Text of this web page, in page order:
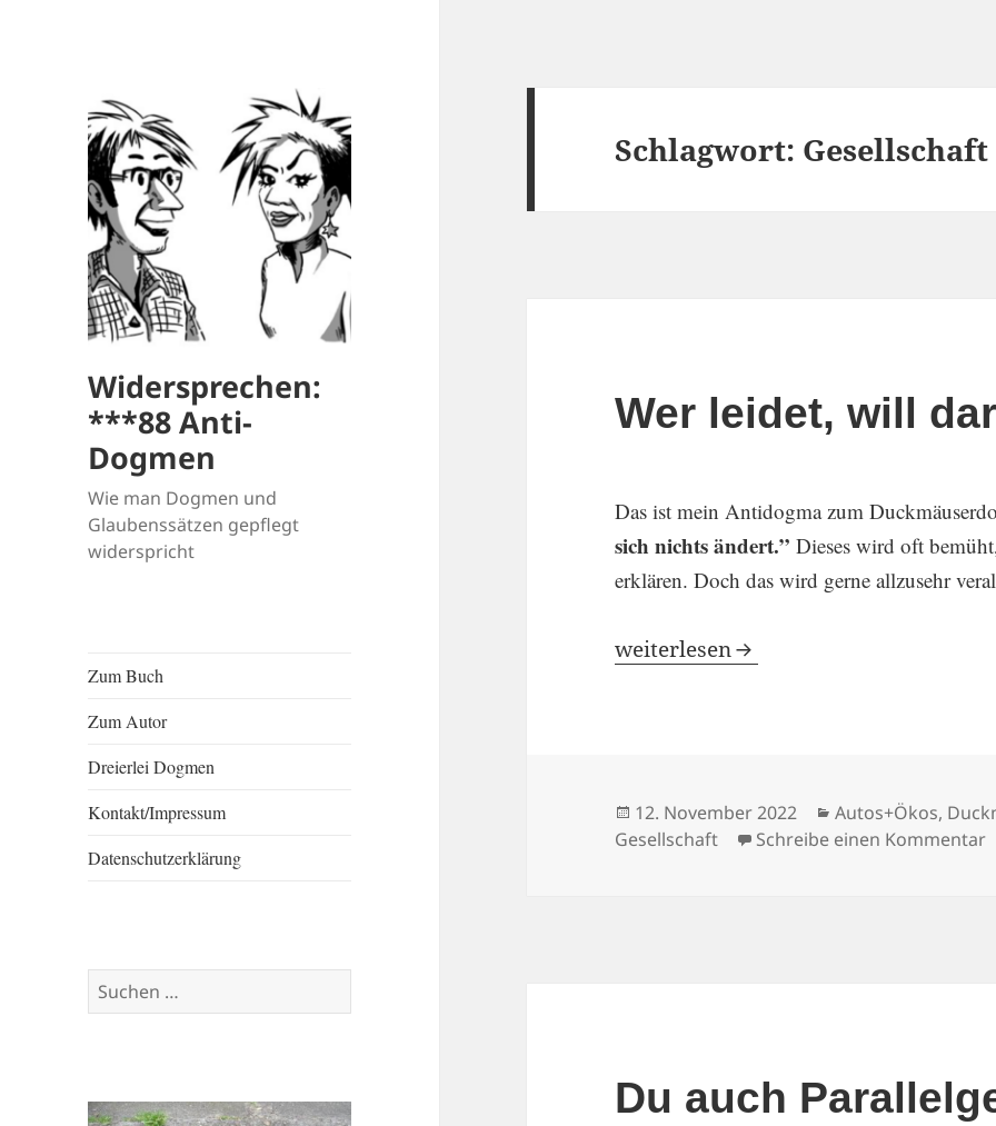
Widersprechen:
***88 Anti-
Dogmen
Wie man Dogmen und
Glaubenssätzen gepflegt
widerspricht
Zum Buch
Zum Autor
Dreierlei Dogmen
Kontakt/​​Impressum
Datenschutzerklärung
Suchen
nach:
Schlagwort: Gesellschaft
Wer leidet, will
Das ist mein Antidogma zum
sich nichts ändert.” Dieses wird oft
erklären. Doch das wird gerne allzu­sehr
Wer leidet, will daran was ändern.
weiter­lesen
Veröffentlicht
am
12. November 2022 Kategorien
Autos+Ökos,
Gesellschaft
Schreibe einen Kommentar
Du auch